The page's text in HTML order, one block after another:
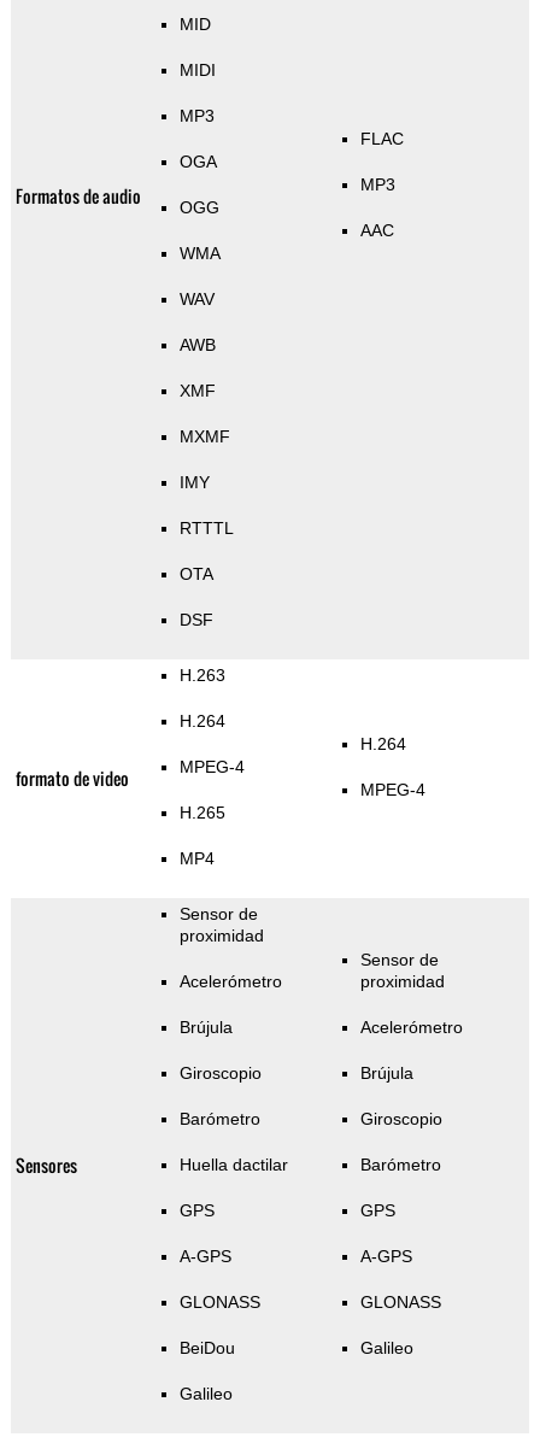
Formatos de audio
MID
MIDI
MP3
OGA
OGG
WMA
WAV
AWB
XMF
MXMF
IMY
RTTTL
OTA
DSF
FLAC
MP3
AAC
formato de video
H.263
H.264
MPEG-4
H.265
MP4
H.264
MPEG-4
Sensores
Sensor de
proximidad
Acelerómetro
Brújula
Giroscopio
Barómetro
Huella dactilar
GPS
A-GPS
GLONASS
BeiDou
Galileo
Sensor de
proximidad
Acelerómetro
Brújula
Giroscopio
Barómetro
GPS
A-GPS
GLONASS
Galileo